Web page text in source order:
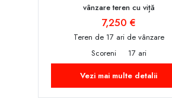
vânzare teren cu viță
7,250 €
Teren de 17 ari de vânzare
Scoreni
17 ari
Vezi mai multe detalii